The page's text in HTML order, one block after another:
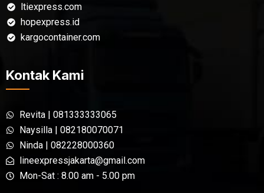
ltiexpress.com
hopexpress.id
kargocontainer.com
Kontak Kami
Revita | 081333333065
Naysilla | 082180070071
Ninda | 082228000360
lineexpressjakarta@gmail.com
Mon-Sat : 8.00 am - 5.00 pm